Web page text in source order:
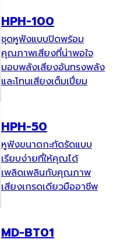
HPH-100
ชุดหูฟังแบบปิดพร้อม
คุณภาพเสียงที่น่าพอใจ
มอบพลังเสียงอันทรงพลัง
และโทนเสียงเต็มเปี่ยม
HPH-50
หูฟังขนาดกะทัดรัดแบบ
เรียบง่ายที่ให้คุณได้
เพลิดเพลินกับคุณภาพ
เสียงเกรดเดียวมืออาชีพ
MD-BT01